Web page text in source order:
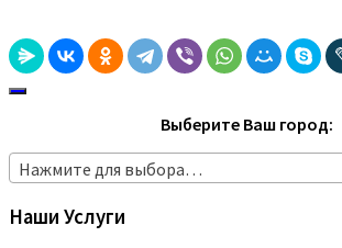
Выберите Ваш город:
Нажмите для выбора…
Наши Услуги